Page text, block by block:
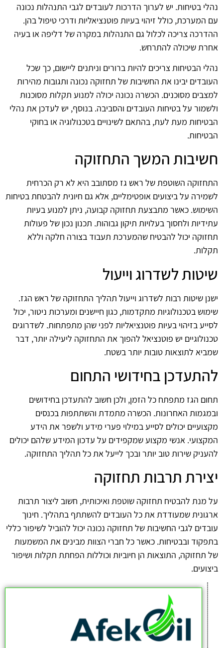
נהלי בטיחות. יש לערוך הדרכות לעובדים לגבי התנהלות נכונה
עם המערכת, כולל זיהוי בעיות פוטנציאליות ודרכי טיפול בהן.
ההדרכה צריכה לכלול גם התנהלות במקרה של דליפה או בעיה
אחרת שיכולה להתרחש.
נהלי הבטיחות צריכים להיות ברורים וניתנים ליישום, כך שכל
העובדים יבינו את החשיבות של תחזוקה נכונה ותגובות מהירות
למצבים מסוכנים. הכשרה נכונה יכולה למנוע תקלות מסוכנות
ולשמור על בטיחות העובדים והסביבה. בנוסף, יש לעדכן את נהלי
הבטיחות מעת לעת, בהתאם לשינויים בטכנולוגיה או בחוקי
הבטיחות.
חשיבות המשך התחזוקה
התחזוקה השוטפת של ראש גז מסתובב היא לא רק הכרחית
לשמירה על ביצועים אופטימליים, אלא גם חיונית להבטחת בטיחות
השימוש. כאשר מתבצעת תחזוקה קבועה, ניתן למנוע בעיות
עתידיות ולחסוך בעלויות תיקון גבוהות. תכנון נכון של פעולות
תחזוקה יכול להבטיח שהמערכת תעבוד בצורה חלקה וללא
תקלות.
שיטות לשדרוג וייעול
ישנן שיטות רבות לשדרוג וייעול תהליך התחזוקה של ראש הגז.
שימוש בטכנולוגיות מתקדמות, כגון חיישנים ומערכות ניטור, יכול
לסייע בזיהוי בעיות פוטנציאליות לפני שהן מתפתחות. לשדרוגים
טכנולוגיים יש פוטנציאל להפוך את התחזוקה ליעילה יותר, דבר
שמביא לתוצאות טובות יותר בשטח.
להתעדכן בחידושי התחום
תחום הגז מתפתח כל הזמן, ולכן חשוב להתעדכן בחידושים
ובמגמות האחרונות. הכשרה מתמדת והשתתפות בכנסים
מקצועיים יכולים לסייע במילוי פערי מידע ולשפר את הידע
המקצועי. אנשי מקצוע שמקפידים על עדכון המידע שלהם יכולים
להעניק שירות טוב יותר ובכך לייעל את כל תהליך התחזוקה.
יצירת תרבות תחזוקה
על מנת להבטיח תחזוקה שוטפת ואיכותית, חשוב ליצור תרבות
ארגונית שמעודדת את כל העובדים להשתתף בתהליך. חינוך
עובדים לגבי החשיבות של תחזוקה נכונה יכול להוביל לשיפור כללי
בתפקוד ובבטיחות. כאשר כל חברי הצוות מבינים את המשמעות
של תחזוקה, התוצאות הן חיוביות וכוללות הפחתת תקלות ושיפור
ביצועים.